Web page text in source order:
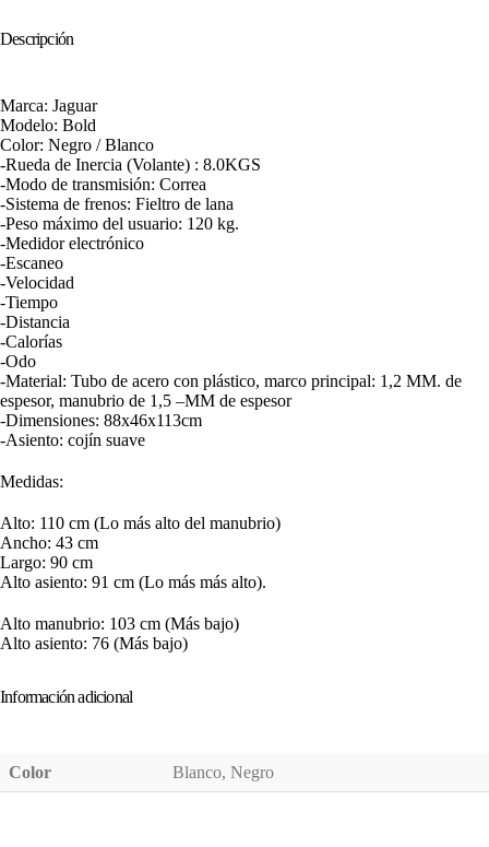
Descripción
Marca: Jaguar
Modelo: Bold
Color: Negro / Blanco
-Rueda de Inercia (Volante) : 8.0KGS
-Modo de transmisión: Correa
-Sistema de frenos: Fieltro de lana
-Peso máximo del usuario: 120 kg.
-Medidor electrónico
-Escaneo
-Velocidad
-Tiempo
-Distancia
-Calorías
-Odo
-Material: Tubo de acero con plástico, marco principal: 1,2 MM. de
espesor, manubrio de 1,5 –MM de espesor
-Dimensiones: 88x46x113cm
-Asiento: cojín suave
Medidas:
Alto: 110 cm (Lo más alto del manubrio)
Ancho: 43 cm
Largo: 90 cm
Alto asiento: 91 cm (Lo más más alto).
Alto manubrio: 103 cm (Más bajo)
Alto asiento: 76 (Más bajo)
Información adicional
Color Blanco, Negro